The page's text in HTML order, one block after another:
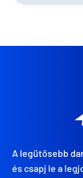
A legütősebb
és csapj le a